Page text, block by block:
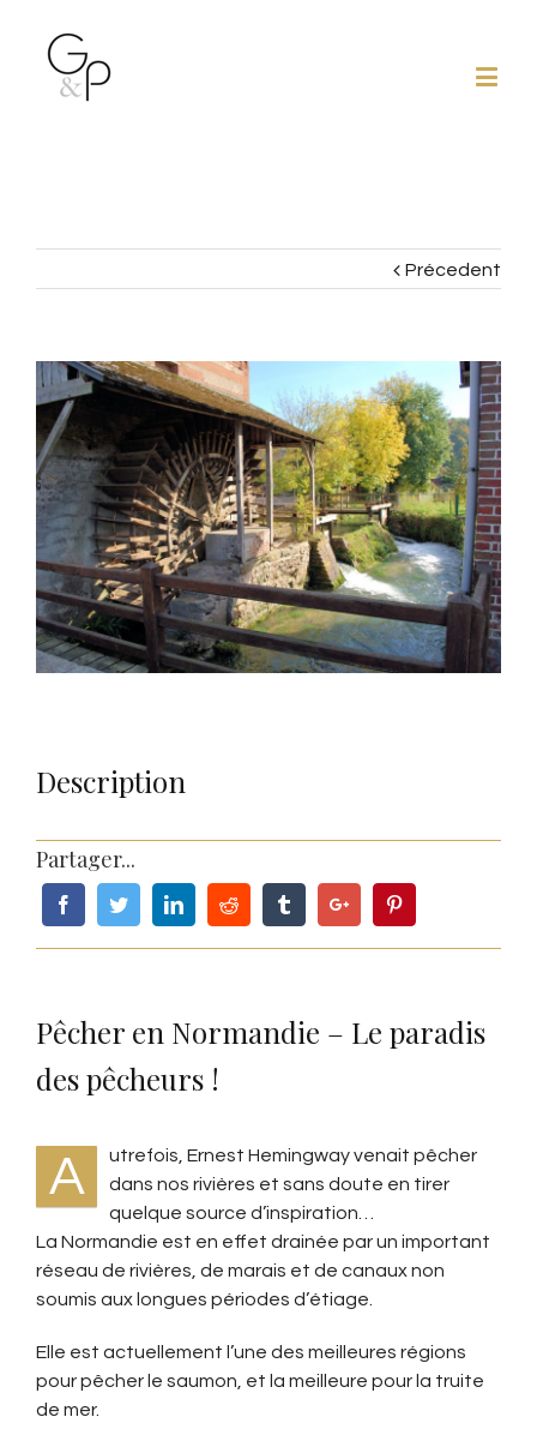
Précedent
Description
Partager...
Pêcher en Normandie – Le paradis
des pêcheurs !
A
utrefois, Ernest Hemingway venait pêcher
dans nos rivières et sans doute en tirer
quelque source d’inspiration…
La Normandie est en effet drainée par un important
réseau de rivières, de marais et de canaux non
soumis aux longues périodes d’étiage.
Elle est actuellement l’une des meilleures régions
pour pêcher le saumon, et la meilleure pour la truite
de mer.